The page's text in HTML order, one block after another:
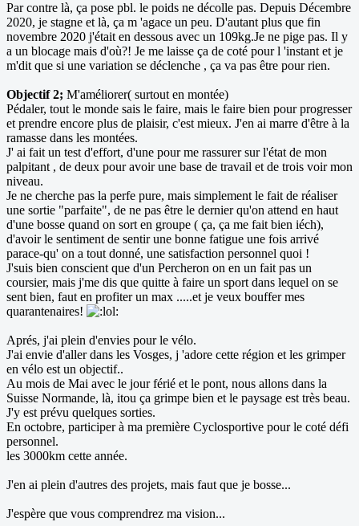
Par contre là, ça pose pbl. le poids ne décolle pas. Depuis Décembre
2020, je stagne et là, ça m 'agace un peu. D'autant plus que fin
novembre 2020 j'était en dessous avec un 109kg.Je ne pige pas. Il y
a un blocage mais d'où?! Je me laisse ça de coté pour l 'instant et je
m'dit que si une variation se déclenche , ça va pas être pour rien.
Objectif 2; M'améliorer( surtout en montée)
Pédaler, tout le monde sais le faire, mais le faire bien pour progresser
et prendre encore plus de plaisir, c'est mieux. J'en ai marre d'être à la
ramasse dans les montées.
J' ai fait un test d'effort, d'une pour me rassurer sur l'état de mon
palpitant , de deux pour avoir une base de travail et de trois voir mon
niveau.
Je ne cherche pas la perfe pure, mais simplement le fait de réaliser
une sortie "parfaite", de ne pas être le dernier qu'on attend en haut
d'une bosse quand on sort en groupe ( ça, ça me fait bien iéch),
d'avoir le sentiment de sentir une bonne fatigue une fois arrivé
parace-qu' on a tout donné, une satisfaction personnel quoi !
J'suis bien conscient que d'un Percheron on en un fait pas un
coursier, mais j'me dis que quitte à faire un sport dans lequel on se
sent bien, faut en profiter un max .....et je veux bouffer mes
quarantenaires!
Aprés, j'ai plein d'envies pour le vélo.
J'ai envie d'aller dans les Vosges, j 'adore cette région et les grimper
en vélo est un objectif..
Au mois de Mai avec le jour férié et le pont, nous allons dans la
Suisse Normande, là, itou ça grimpe bien et le paysage est très beau.
J'y est prévu quelques sorties.
En octobre, participer à ma première Cyclosportive pour le coté défi
personnel.
les 3000km cette année.
J'en ai plein d'autres des projets, mais faut que je bosse...
J'espère que vous comprendrez ma vision...